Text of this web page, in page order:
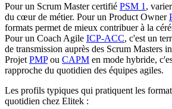
Pour un Scrum Master certifié PSM 1 ,
du cœur de métier. Pour un Product Owner
formats permet de mieux contribuer à la
Pour un Coach Agile ICP-ACC, c'est un
de transmission auprès des Scrum Masters
Projet PMPou CAPM en mode hybride,
rapproche du quotidien des équipes agiles.
Les profils typiques qui pratiquent les
quotidien chez Elitek :